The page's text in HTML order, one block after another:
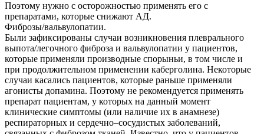
Поэтому нужно с осторожностью применять его с
препаратами, которые снижают АД.
Фиброзы/вальвулопатии.
Были зафиксированы случаи возникновения плеврального
выпота/легочного фиброза и вальвулопатии у пациентов,
которые применяли производные спорыньи, в том числе и
при продолжительном применении каберголина. Некоторые
случаи касались пациентов, которые раньше применяли
агонисты допамина. Поэтому не рекомендуется применять
препарат пациентам, у которых на данный момент
клинические симптомы (или наличие их в анамнезе)
респираторных и сердечно–сосудистых заболеваний,